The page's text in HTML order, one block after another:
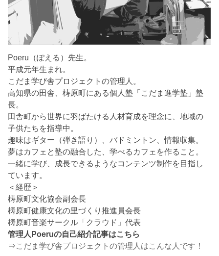
Poeru（ぽえる）先生。
平成元年生まれ。
こだま学び舎プロジェクトの管理人。
高知県の田舎、梼原町にある個人塾「こだま進学塾」塾
長。
田舎町から世界に羽ばたける人材育成を理念に、地域の
子供たちを指導中。
趣味はギター（弾き語り）、バドミントン、情報収集。
夢はカフェと塾の融合した、学べるカフェを作ること。
一緒に学び、成長できるようなコンテンツ制作を目指し
ています。
＜経歴＞
梼原町文化協会副会長
梼原町健康文化の里づくり推進員会長
梼原町音楽サークル「クラウド」代表
管理人Poeruの自己紹介記事はこちら
⇒ こだま学び舎プロジェクトの管理人はこんな人です！